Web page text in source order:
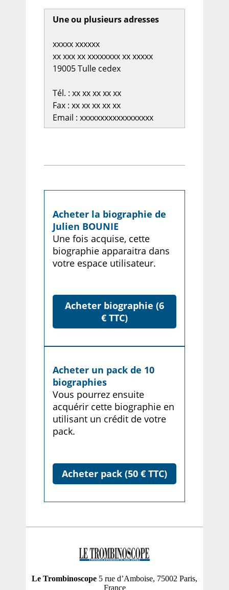
Une ou plusieurs adresses
xxxxx xxxxxx
xx xxx xx xxxxxxxx xx xxxxx
19005 Tulle cedex
Tél. : xx xx xx xx xx
Fax : xx xx xx xx xx
Email : xxxxxxxxxxxxxxxxxx
Acheter la biographie de
Julien BOUNIE
Une fois acquise, cette
biographie apparaitra dans
votre espace utilisateur.
Acheter biographie (6
€ TTC)
Acheter un pack de 10
biographies
Vous pourrez ensuite
acquérir cette biographie en
utilisant un crédit de votre
pack.
Acheter pack (50 € TTC)
Le Trombinoscope 5 rue d’Amboise, 75002 Paris,
France